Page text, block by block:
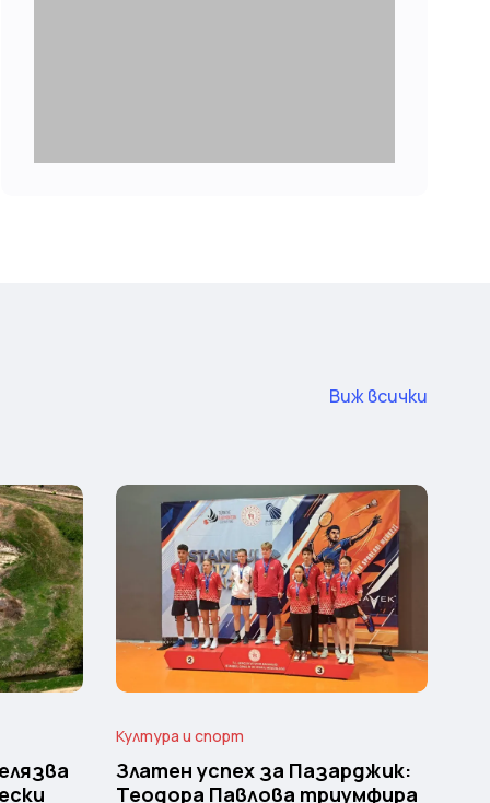
Виж всички
Култура и спорт
Златен успех за Пазарджик:
Теодора Павлова триумфира